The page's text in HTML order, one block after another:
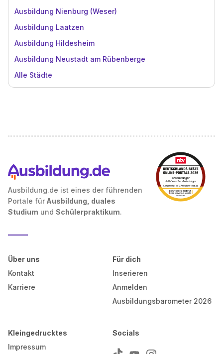
Ausbildung Nienburg (Weser)
Ausbildung Laatzen
Ausbildung Hildesheim
Ausbildung Neustadt am Rübenberge
Alle Städte
Ausbildung.de ist eines der führenden
Portale für Ausbildung, duales
Studium und Schülerpraktikum.
Über uns
Kontakt
Karriere
Für dich
Inserieren
Anmelden
Ausbildungsbarometer 2026
Kleingedrucktes
Impressum
Socials